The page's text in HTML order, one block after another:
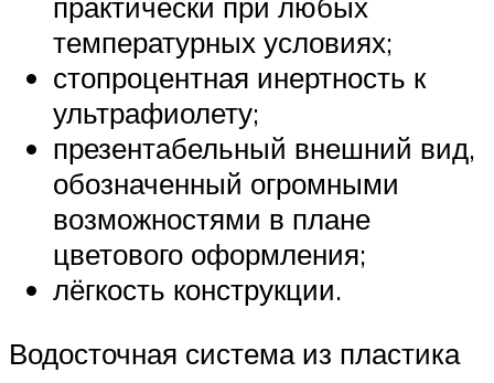
температурных условиях;
стопроцентная инертность к
ультрафиолету;
презентабельный внешний вид,
обозначенный огромными
возможностями в плане
цветового оформления;
лёгкость конструкции.
Водосточная система из пластика